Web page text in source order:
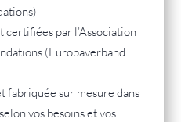
par l’Association
(Europaverband
fabriquée sur mesure dans
vos besoins et vos